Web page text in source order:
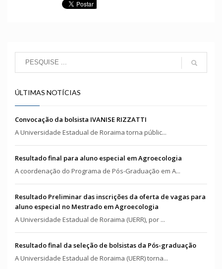
ÚLTIMAS NOTÍCIAS
Convocação da bolsista IVANISE RIZZATTI
A Universidade Estadual de Roraima torna públic...
Resultado final para aluno especial em Agroecologia
A coordenação do Programa de Pós-Graduação em A...
Resultado Preliminar das inscrições da oferta de vagas para
aluno especial no Mestrado em Agroecologia
A Universidade Estadual de Roraima (UERR), por ...
Resultado final da seleção de bolsistas da Pós-graduação
A Universidade Estadual de Roraima (UERR) torna...